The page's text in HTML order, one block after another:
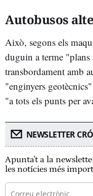
Autobusos
Això, segons els
duguin a terme "plans
transbordament amb
"enginyers
"a tots els punts per
NEWSLETTER
Apunta't a la
les notícies més